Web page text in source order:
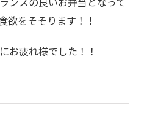
欲をそそります！！
お疲れ様でした！！